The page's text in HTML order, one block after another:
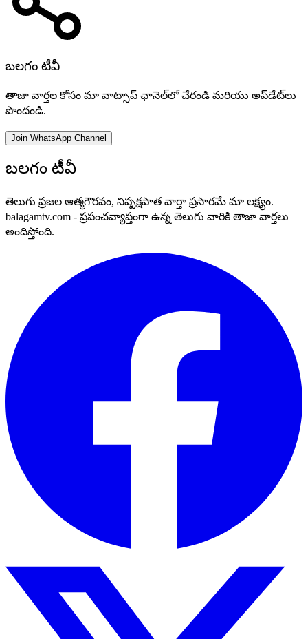
బలగం టీవీ
తాజా వార్తల కోసం మా వాట్సాప్ ఛానెల్‌లో చేరండి మరియు అప్‌డేట్‌లు
పొందండి.
Join WhatsApp Channel
బలగం టీవీ
తెలుగు ప్రజల ఆత్మగౌరవం, నిష్పక్షపాత వార్తా ప్రసారమే మా లక్ష్యం.
balagamtv.com - ప్రపంచవ్యాప్తంగా ఉన్న తెలుగు వారికి తాజా వార్తలు
అందిస్తోంది.